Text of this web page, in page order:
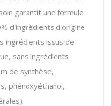
garantit une formule
d'ingrédients d'origine
ingrédients issus de
sans ingrédients
de synthèse,
phénoxyéthanol,